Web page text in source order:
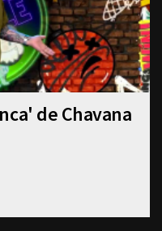
de Chavana